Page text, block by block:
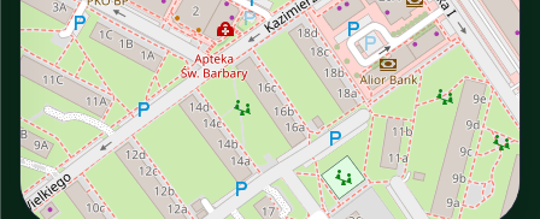
INTERACTIVE VIEW